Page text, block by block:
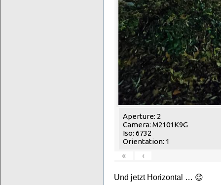
Aperture: 2
Camera: M2101K9G
Iso: 6732
Orientation: 1
«
‹
Und jetzt Horizontal … 😉